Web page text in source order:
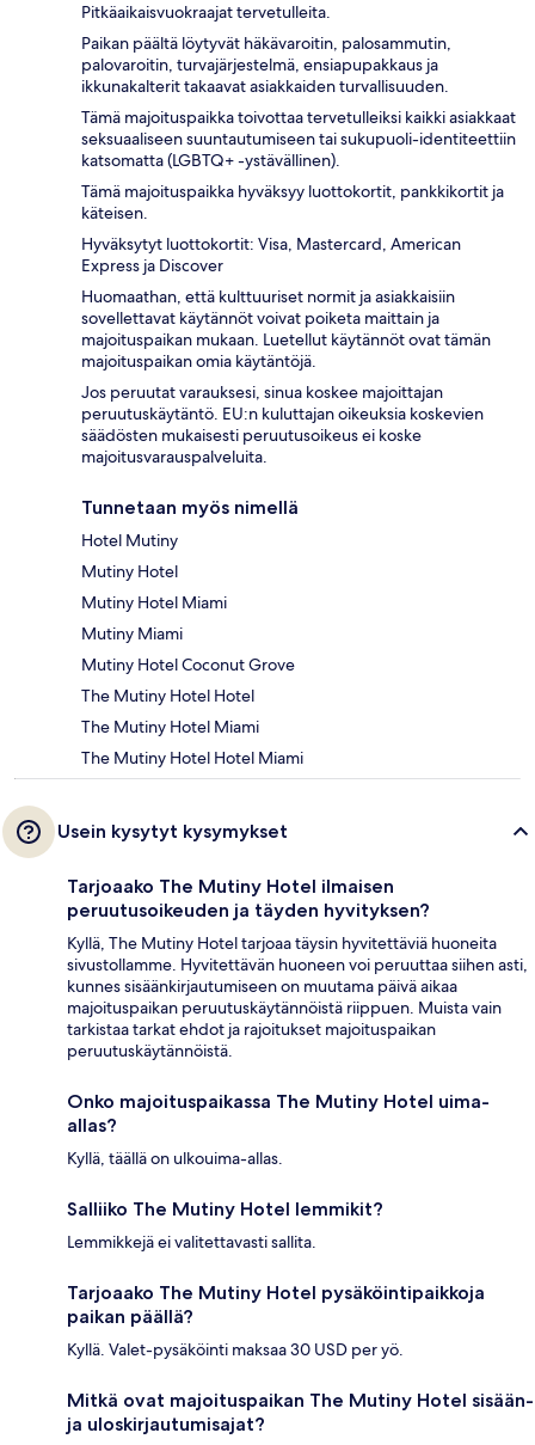
Pitkäaikaisvuokraajat tervetulleita.
Paikan päältä löytyvät häkävaroitin, palosammutin,
palovaroitin, turvajärjestelmä, ensiapupakkaus ja
ikkunakalterit takaavat asiakkaiden turvallisuuden.
Tämä majoituspaikka toivottaa tervetulleiksi kaikki asiakkaat
seksuaaliseen suuntautumiseen tai sukupuoli-identiteettiin
katsomatta (LGBTQ+ -ystävällinen).
Tämä majoituspaikka hyväksyy luottokortit, pankkikortit ja
käteisen.
Hyväksytyt luottokortit: Visa, Mastercard, American
Express ja Discover
Huomaathan, että kulttuuriset normit ja asiakkaisiin
sovellettavat käytännöt voivat poiketa maittain ja
majoituspaikan mukaan. Luetellut käytännöt ovat tämän
majoituspaikan omia käytäntöjä.
Jos peruutat varauksesi, sinua koskee majoittajan
peruutuskäytäntö. EU:n kuluttajan oikeuksia koskevien
säädösten mukaisesti peruutusoikeus ei koske
majoitusvarauspalveluita.
Tunnetaan myös nimellä
Hotel Mutiny
Mutiny Hotel
Mutiny Hotel Miami
Mutiny Miami
Mutiny Hotel Coconut Grove
The Mutiny Hotel Hotel
The Mutiny Hotel Miami
The Mutiny Hotel Hotel Miami
Usein kysytyt kysymykset
Tarjoaako The Mutiny Hotel ilmaisen
peruutusoikeuden ja täyden hyvityksen?
Kyllä, The Mutiny Hotel tarjoaa täysin hyvitettäviä huoneita
sivustollamme. Hyvitettävän huoneen voi peruuttaa siihen asti,
kunnes sisäänkirjautumiseen on muutama päivä aikaa
majoituspaikan peruutuskäytännöistä riippuen. Muista vain
tarkistaa tarkat ehdot ja rajoitukset majoituspaikan
peruutuskäytännöistä.
Onko majoituspaikassa The Mutiny Hotel uima-
allas?
Kyllä, täällä on ulkouima-allas.
Salliiko The Mutiny Hotel lemmikit?
Lemmikkejä ei valitettavasti sallita.
Tarjoaako The Mutiny Hotel pysäköintipaikkoja
paikan päällä?
Kyllä. Valet-pysäköinti maksaa 30 USD per yö.
Mitkä ovat majoituspaikan The Mutiny Hotel sisään-
ja uloskirjautumisajat?